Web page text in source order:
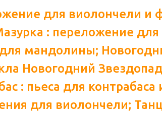
для виолончели и
: переложение
мандолины;
Новогодний
: пьеса для контрабаса
для виолончели;